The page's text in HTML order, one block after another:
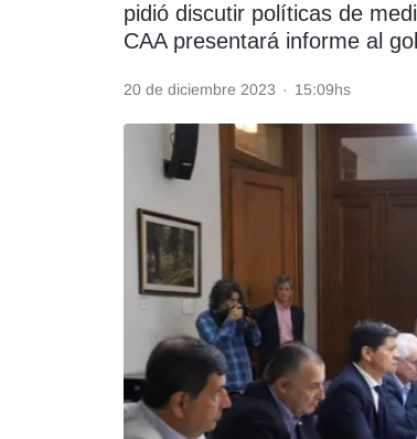
pidió discutir políticas de
CAA presentará informe al
20 de diciembre 2023 · 15:09hs